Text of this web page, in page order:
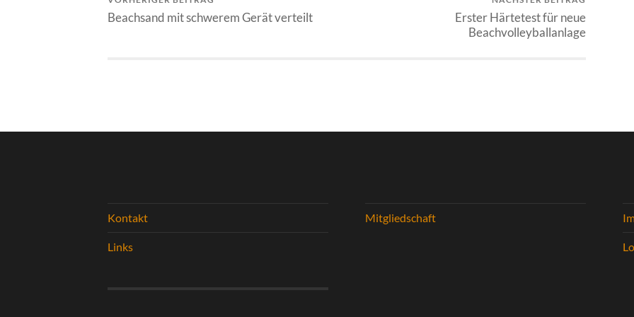
Beachsand mit schwerem Gerät verteilt
Erster Härtetest für neue
Beachvolleyballanlage
Kontakt
Links
Mitgliedschaft